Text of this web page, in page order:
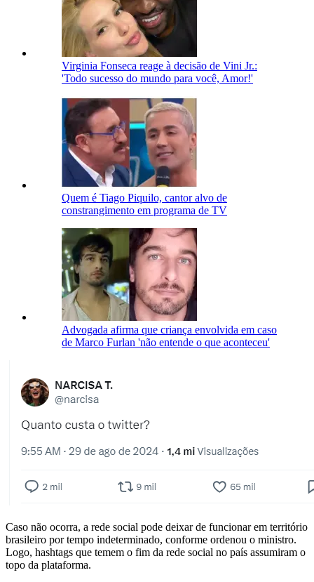
Virginia Fonseca reage à decisão de Vini Jr.:
'Todo sucesso do mundo para você, Amor!'
Quem é Tiago Piquilo, cantor alvo de
constrangimento em programa de TV
Advogada afirma que criança envolvida em caso
de Marco Furlan 'não entende o que aconteceu'
Caso não ocorra, a rede social pode deixar de funcionar em território
brasileiro por tempo indeterminado, conforme ordenou o ministro.
Logo, hashtags que temem o fim da rede social no país assumiram o
topo da plataforma.